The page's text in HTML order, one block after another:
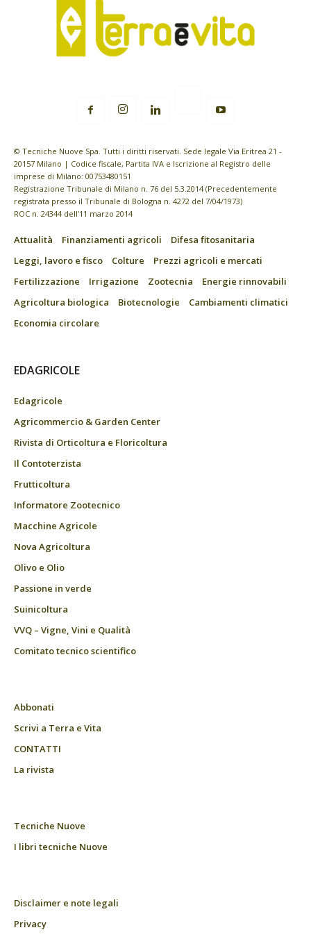
© Tecniche Nuove Spa. Tutti i diritti riservati. Sede legale Via Eritrea 21 -
20157 Milano | Codice fiscale, Partita IVA e Iscrizione al Registro delle
imprese di Milano: 00753480151
Registrazione Tribunale di Milano n. 76 del 5.3.2014 (Precedentemente
registrata presso il Tribunale di Bologna n. 4272 del 7/04/1973)
ROC n. 24344 dell’11 marzo 2014
Attualità Finanziamenti agricoli
Difesa fitosanitaria
Leggi, lavoro e fisco
Colture
Prezzi agricoli e mercati
Fertilizzazione
Irrigazione Zootecnia
Energie rinnovabili
Agricoltura biologica
Biotecnologie
Cambiamenti climatici
Economia circolare
EDAGRICOLE
Edagricole
Agricommercio & Garden Center
Rivista di Orticoltura e Floricoltura
Il Contoterzista
Frutticoltura
Informatore Zootecnico
Macchine Agricole
Nova Agricoltura
Olivo e Olio
Passione in verde
Suinicoltura
VVQ – Vigne, Vini e Qualità
Comitato tecnico scientifico
Abbonati
Scrivi a Terra e Vita
CONTATTI
La rivista
Tecniche Nuove
I libri tecniche Nuove
Disclaimer e note legali
Privacy